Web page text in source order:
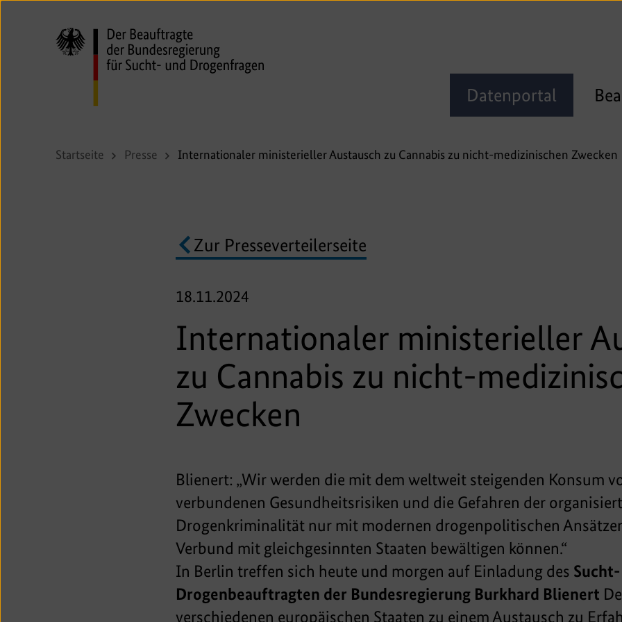
Direkt
Seiteninhalt
Datenportal
Startseite Presse Internationaler ministerieller Austausch zu Cannabis zu nicht-medizinischen Zwecken
Zur Presseverteilerseite
18.11.2024
Internationaler ministerieller
zu Cannabis zu nicht-
Zwecken
Blienert: „Wir werden die mit dem weltweit steigenden Konsum
verbundenen Gesundheitsrisiken und die Gefahren der
Drogenkriminalität nur mit modernen drogenpolitischen
Verbund mit gleichgesinnten Staaten bewältigen können.“
In Berlin treffen sich heute und morgen auf Einladung des
Drogenbeauftragten der Bundesregierung Burkhard Blienert
verschiedenen europäischen Staaten zu einem Austausch zu